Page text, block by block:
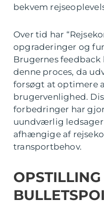
bekvem
Over tid har
opgraderinger og
Brugernes
denne proces, da
forsøgt at optimere
brugervenlighed.
forbedringer har
uundværlig ledsager
afhængige af
transportbehov.